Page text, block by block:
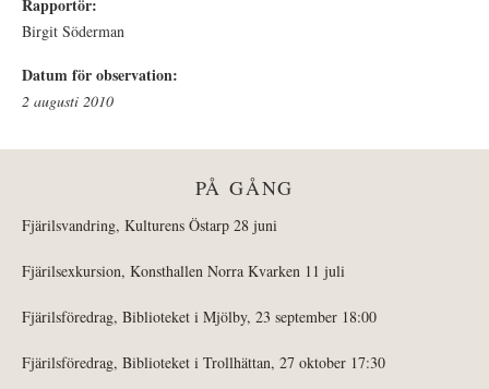
Rapportör:
Birgit Söderman
Datum för observation:
2 augusti 2010
PÅ GÅNG
Fjärilsvandring, Kulturens Östarp 28 juni
Fjärilsexkursion, Konsthallen Norra Kvarken 11 juli
Fjärilsföredrag, Biblioteket i Mjölby, 23 september 18:00
Fjärilsföredrag, Biblioteket i Trollhättan, 27 oktober 17:30